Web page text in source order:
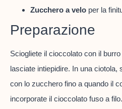
Zucchero a velo per la
Preparazione
Sciogliete il cioccolato con il
lasciate intiepidire. In una
con lo zucchero fino a quando il
incorporate il cioccolato fuso a